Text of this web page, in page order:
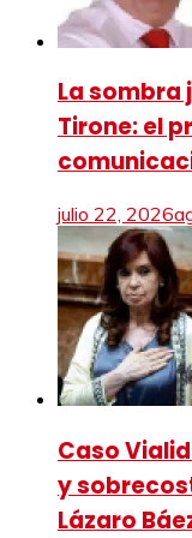
La sombra
Tirone: el
julio 22, 2026
Caso
y
Lázaro